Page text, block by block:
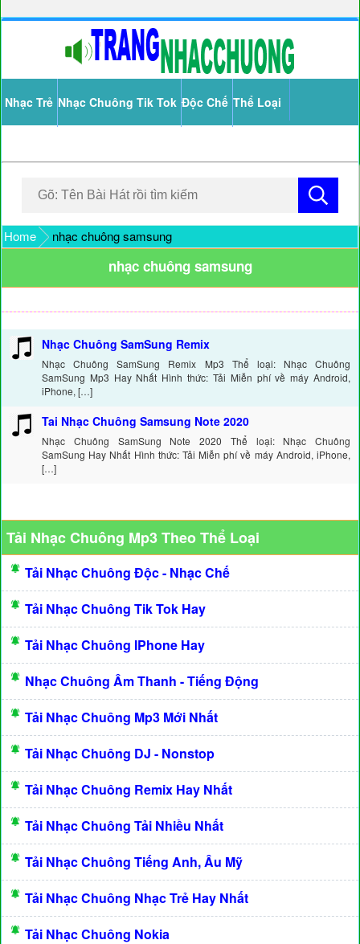
Nhạc Trẻ Nhạc Chuông Tik Tok Độc Chế Thể Loại
Home nhạc chuông samsung
nhạc chuông samsung
Nhạc Chuông SamSung Remix
Nhạc Chuông SamSung Remix Mp3 Thể loại: Nhạc Chuông
SamSung Mp3 Hay Nhất Hình thức: Tải Miễn phí về máy Android,
iPhone, […]
Tai Nhạc Chuông Samsung Note 2020
Nhạc Chuông SamSung Note 2020 Thể loại: Nhạc Chuông
SamSung Hay Nhất Hình thức: Tải Miễn phí về máy Android, iPhone,
[…]
Tải Nhạc Chuông Mp3 Theo Thể Loại
Tải Nhạc Chuông Độc - Nhạc Chế
Tải Nhạc Chuông Tik Tok Hay
Tải Nhạc Chuông IPhone Hay
Nhạc Chuông Âm Thanh - Tiếng Động
Tải Nhạc Chuông Mp3 Mới Nhất
Tải Nhạc Chuông DJ - Nonstop
Tải Nhạc Chuông Remix Hay Nhất
Tải Nhạc Chuông Tải Nhiều Nhất
Tải Nhạc Chuông Tiếng Anh, Âu Mỹ
Tải Nhạc Chuông Nhạc Trẻ Hay Nhất
Tải Nhạc Chuông Nokia